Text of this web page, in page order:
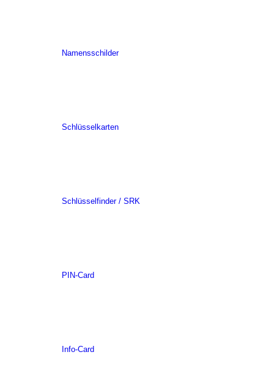
Namensschilder
Schlüsselkarten
Schlüsselfinder / SRK
PIN-Card
Info-Card